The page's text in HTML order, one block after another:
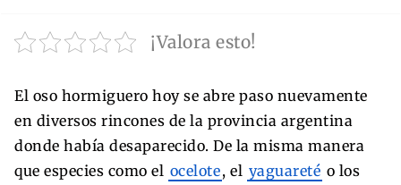
¡Valora esto!
El oso hormiguero hoy se abre paso nuevamente
en diversos rincones de la provincia argentina
donde había desaparecido. De la misma manera
que especies como el ocelote, el yaguareté o los